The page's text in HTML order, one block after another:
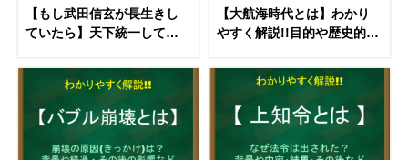
【もし武田信玄が長生きし
ていたら】天下統一してい
った？
【大航海時代とは】わかり
やすく解説!!目的や歴史的意